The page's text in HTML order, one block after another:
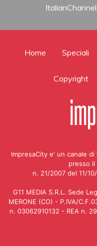
Home Speciali
Copyright
ImpresaCity e' un canale
presso il
n. 21/2007 del 11/
G11 MEDIA S.R.L. Sede
MERONE (CO) - P.IVA/
n. 03062910132 - REA n.